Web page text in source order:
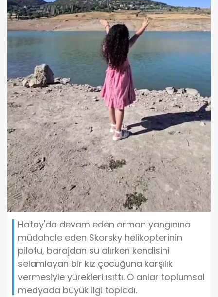
Hatay'da devam eden orman yangınına
müdahale eden Skorsky helikopterinin
pilotu, barajdan su alırken kendisini
selamlayan bir kız çocuğuna karşılık
vermesiyle yürekleri ısıttı. O anlar toplumsal
medyada büyük ilgi topladı.